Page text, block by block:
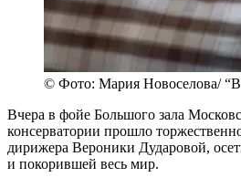
© Фото: Мария Новоселова/
Вчера в фойе Большого зала
консерватории прошло
дирижера Вероники Дударовой,
и покорившей весь мир.